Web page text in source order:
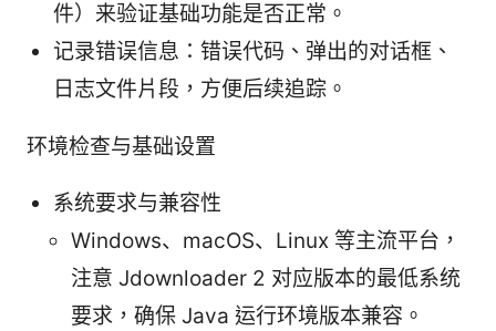
件）来验证基础功能是否正常。
记录错误信息：错误代码、弹出的对话框、
日志文件片段，方便后续追踪。
环境检查与基础设置
系统要求与兼容性
Windows、macOS、Linux 等主流平台，
注意 Jdownloader 2 对应版本的最低系统
要求，确保 Java 运行环境版本兼容。